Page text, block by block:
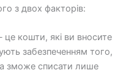
з двох факторів:
кошти, які ви вносите
забезпеченням того,
зможе списати лише